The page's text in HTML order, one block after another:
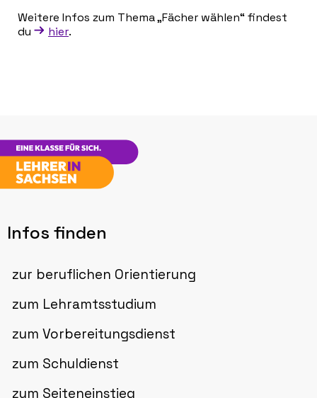
Weitere Infos zum Thema „Fächer wählen“ findest
du
hier.
Infos finden
zur beruflichen Orientierung
zum Lehramtsstudium
zum Vorbereitungsdienst
zum Schuldienst
zum Seiteneinstieg